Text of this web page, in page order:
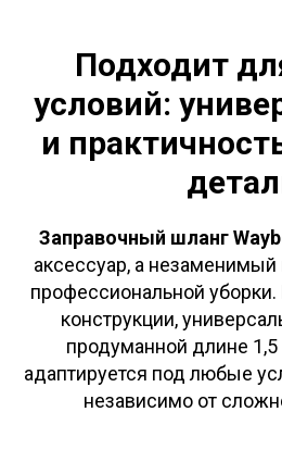
Подходит
условий:
и
Заправочный шланг
аксессуар, а
профессиональной
конструкции,
продуманной длине 1,5
адаптируется под любые
независимо от